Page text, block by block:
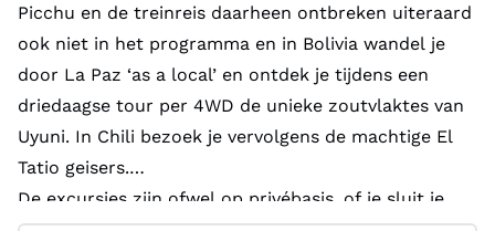
Picchu en de treinreis daarheen ontbreken uiteraard
ook niet in het programma en in Bolivia wandel je
door La Paz ‘as a local’ en ontdek je tijdens een
driedaagse tour per 4WD de unieke zoutvlaktes van
Uyuni. In Chili bezoek je vervolgens de machtige El
Tatio geisers.
De excursies zijn ofwel op privébasis, of je sluit je